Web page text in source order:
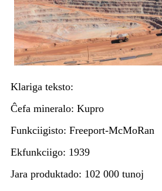
Klariga teksto:
Ĉefa mineralo: Kupro
Funkciigisto: Freeport-McMoRan
Ekfunkciigo: 1939
Jara produktado: 102 000 tunoj